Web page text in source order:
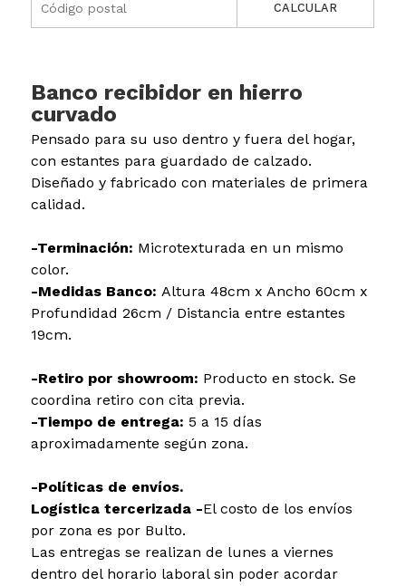
CALCULAR
Banco recibidor en hierro
curvado
Pensado para su uso dentro y fuera del hogar,
con estantes para guardado de calzado.
Diseñado y fabricado con materiales de primera
calidad.
-Terminación: Microtexturada en un mismo
color.
-Medidas Banco: Altura 48cm x Ancho 60cm x
Profundidad 26cm / Distancia entre estantes
19cm.
-Retiro por showroom: Producto en stock. Se
coordina retiro con cita previa.
-Tiempo de entrega: 5 a 15 días
aproximadamente según zona.
-Políticas de envíos.
Logística tercerizada -El costo de los envíos
por zona es por Bulto.
Las entregas se realizan de lunes a viernes
dentro del horario laboral sin poder acordar